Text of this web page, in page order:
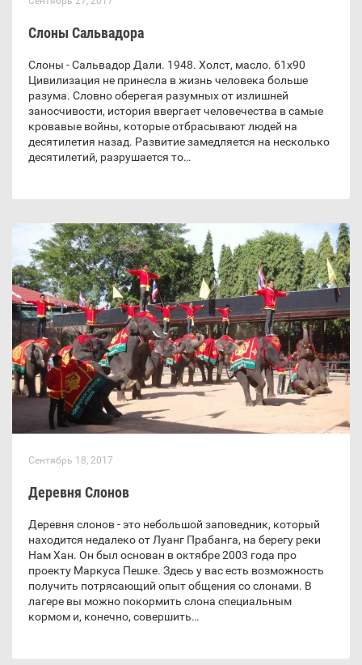
Слоны Сальвадора
Слоны - Сальвадор Дали. 1948. Холст, масло. 61х90
Цивилизация не принесла в жизнь человека больше
разума. Словно оберегая разумных от излишней
заносчивости, история ввергает человечества в самые
кровавые войны, которые отбрасывают людей на
десятилетия назад. Развитие замедляется на несколько
десятилетий, разрушается то…
Сентябрь 18, 2017
Деревня Слонов
Деревня слонов - это небольшой заповедник, который
находится недалеко от Луанг Прабанга, на берегу реки
Нам Хан. Он был основан в октябре 2003 года про
проекту Маркуса Пешке. Здесь у вас есть возможность
получить потрясающий опыт общения со слонами. В
лагере вы можно покормить слона специальным
кормом и, конечно, совершить…